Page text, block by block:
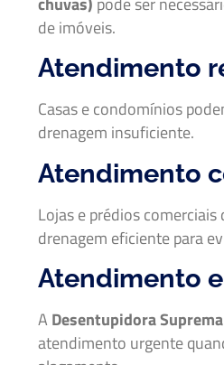
de imóveis.
Atendimento
Casas e condomínios
drenagem insuficiente.
Atendimento
Lojas e prédios
drenagem eficiente para
Atendimento
A Desentupidora Suprema
atendimento urgente